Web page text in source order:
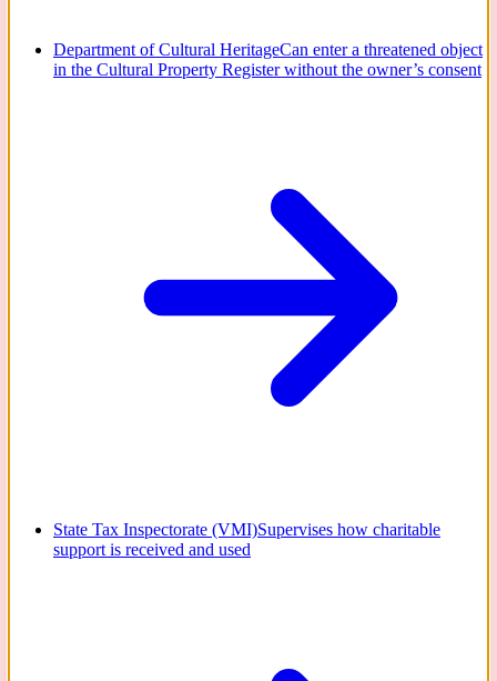
Department of Cultural HeritageCan enter a threatened object
in the Cultural Property Register without the owner’s consent
State Tax Inspectorate (VMI)Supervises how charitable
support is received and used